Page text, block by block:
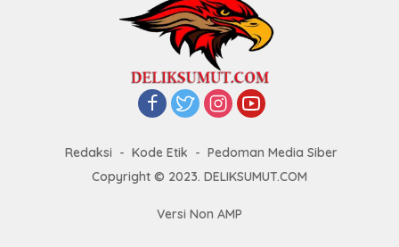
Redaksi Kode Etik
Pedoman Media Siber
Copyright © 2023. DELIKSUMUT.COM
Versi Non AMP